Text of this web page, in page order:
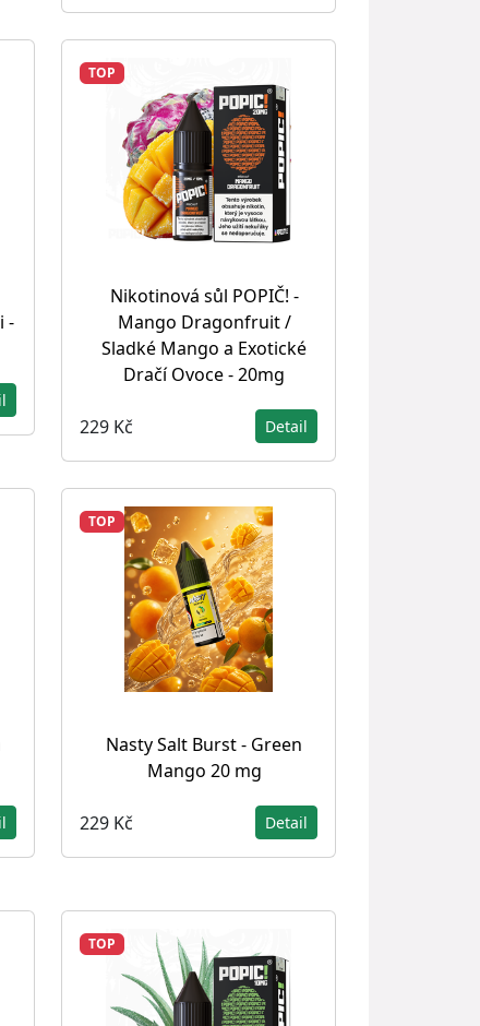
-
TOP
Nikotinová sůl POPIČ! -
Mango Dragonfruit /
Sladké Mango a Exotické
Dračí Ovoce - 20mg
229 Kč Detail
TOP
Nasty Salt Burst - Green
Mango 20 mg
229 Kč Detail
TOP